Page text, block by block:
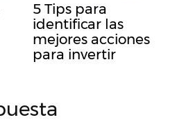
5 Tips para
identificar las
mejores acciones
para invertir